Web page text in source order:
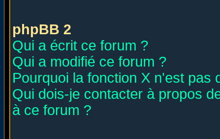
phpBB 2
Qui a écrit ce forum ?
Qui a modifié ce forum ?
Pourquoi la fonction X n'est pas
Qui dois-je contacter à propos
à ce forum ?